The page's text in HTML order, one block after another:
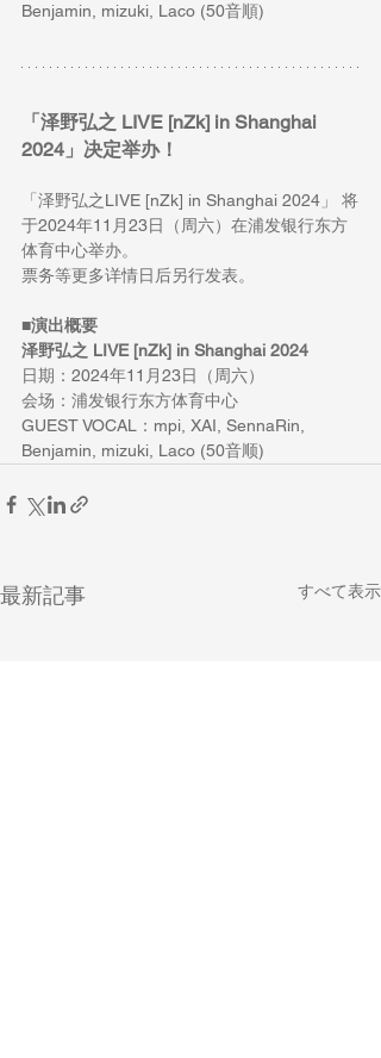
Benjamin, mizuki, Laco (50音順)
「泽野弘之 LIVE [nZk] in Shanghai
2024」决定举办！
「泽野弘之LIVE [nZk] in Shanghai 2024」 将
于2024年11月23日（周六）在浦发银行东方
体育中心举办。
票务等更多详情日后另行发表。
■演出概要
泽野弘之 LIVE [nZk] in Shanghai 2024
日期：2024年11月23日（周六）
会场：浦发银行东方体育中心
GUEST VOCAL：mpi, XAI, SennaRin,
Benjamin, mizuki, Laco (50音顺)
最新記事 すべて表示